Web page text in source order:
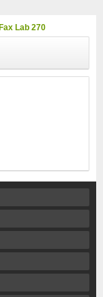
Lab 270